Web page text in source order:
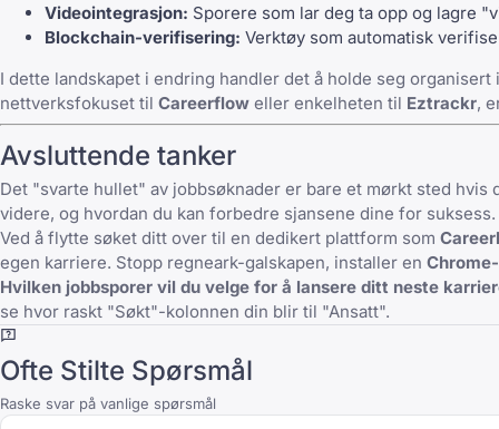
Videointegrasjon: Sporere som lar deg ta opp og lagre
Blockchain-verifisering: Verktøy som automatisk
I dette landskapet i endring handler det å holde seg
nettverksfokuset til Careerflow eller enkelheten til Eztrackr,
Avsluttende tanker
Det "svarte hullet" av jobbsøknader er bare et mørkt sted
videre, og hvordan du kan forbedre sjansene dine for suksess.
Ved å flytte søket ditt over til en dedikert plattform som
egen karriere. Stopp regneark-galskapen, installer en
Hvilken jobbsporer vil du velge for å lansere ditt neste
se hvor raskt "Søkt"-kolonnen din blir til "Ansatt".
Ofte Stilte Spørsmål
Raske svar på vanlige spørsmål